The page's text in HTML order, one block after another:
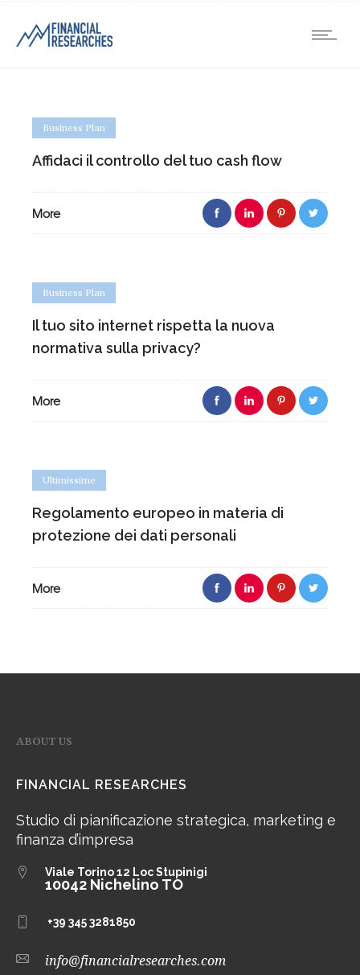
Business Plan
Affidaci il controllo del tuo cash flow
More
Business Plan
Il tuo sito internet rispetta la nuova
normativa sulla privacy?
More
Ultimissime
Regolamento europeo in materia di
protezione dei dati personali
More
ABOUT US
FINANCIAL RESEARCHES
Studio di pianificazione strategica, marketing e
finanza d’impresa
Viale Torino 12 Loc Stupinigi
10042 Nichelino TO
+39 345 3281850
info@financialresearches.com